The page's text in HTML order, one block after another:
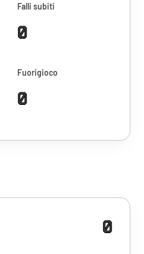
Falli subiti
0
Fuorigioco
0
0